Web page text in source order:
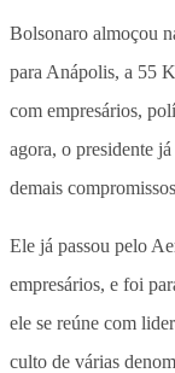
Bolsonaro almoçou
para Anápolis, a 55
com empresários,
agora, o presidente
demais
Ele já passou pelo
empresários, e foi
ele se reúne com
culto de várias